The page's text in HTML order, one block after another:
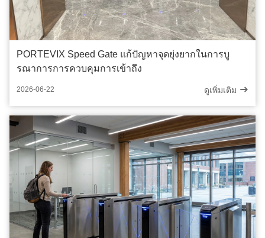
PORTEVIX Speed ​​​​Gate แก้ปัญหาจุดยุ่งยากในการบู
รณาการการควบคุมการเข้าถึง
2026-06-22 ดูเพิ่มเติม